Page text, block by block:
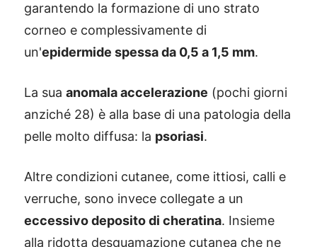
garantendo la formazione di uno strato
corneo e complessivamente di
un'epidermide spessa da 0,5 a 1,5 mm.
La sua anomala accelerazione (pochi giorni
anziché 28) è alla base di una patologia della
pelle molto diffusa: la psoriasi.
Altre condizioni cutanee, come ittiosi, calli e
verruche, sono invece collegate a un
eccessivo deposito di cheratina. Insieme
alla ridotta desquamazione cutanea che ne